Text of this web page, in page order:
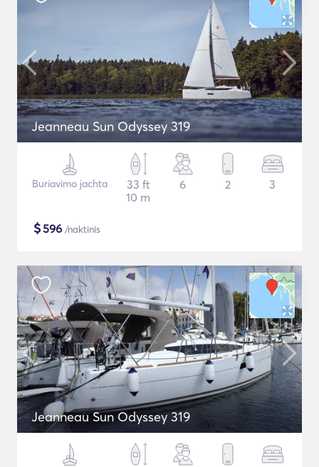
Jeanneau Sun Odyssey 319
Buriavimo jachta
33 ft
10 m
6 2 3
$596 /naktinis
Jeanneau Sun Odyssey 319